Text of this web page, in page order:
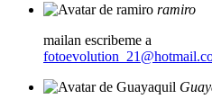
ramiro
mailan escribeme a